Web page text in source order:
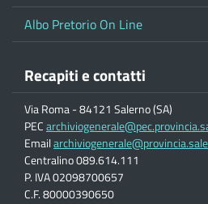
Albo Pretorio On Line
Recapiti e contatti
Via Roma - 84121 Salerno (SA)
PEC
Email
Centralino 089.614.111
P. IVA 02098700657
C.F. 80000390650